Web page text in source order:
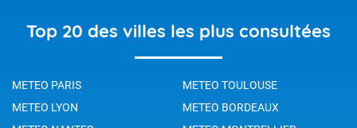
Top 20 des villes les plus consultées
METEO PARIS
METEO TOULOUSE
METEO LYON
METEO BORDEAUX